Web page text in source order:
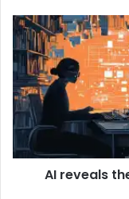
AI reveals